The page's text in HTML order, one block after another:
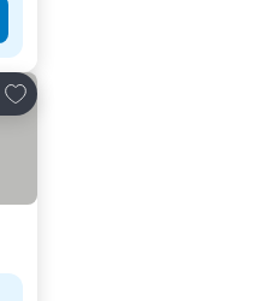
Přidat na seznam